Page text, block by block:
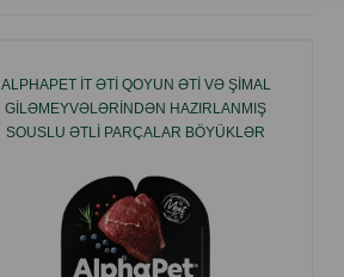
ALPHAPET İT ƏTI QOYUN ƏTI VƏ ŞIMAL
GILƏMEYVƏLƏRINDƏN HAZIRLANMIŞ
SOUSLU ƏTLI PARÇALAR BÖYÜKLƏR